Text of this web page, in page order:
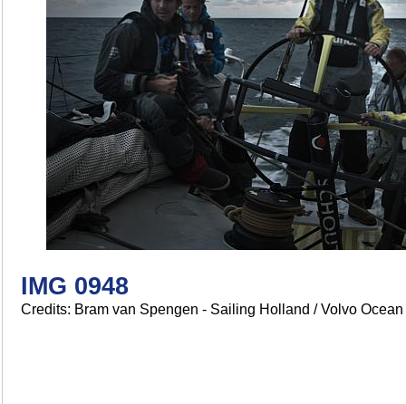
IMG 0948
Credits: Bram van Spengen - Sailing Holland / Volvo